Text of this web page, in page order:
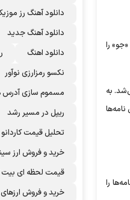
را
به
نامه‌ها
درگذشت، دو سوم نامه‌ها را
دانلود آهنگ رز‌
دانلود آهنگ جدید
دانلود اهنگ
نکسو رمزارزی نوآور
مسموم سازی آدرس
ریپل در مسیر رشد
تحلیل قیمت کاردانو
خرید و فروش ارز
قیمت لحظه ای بیت
خرید و فروش